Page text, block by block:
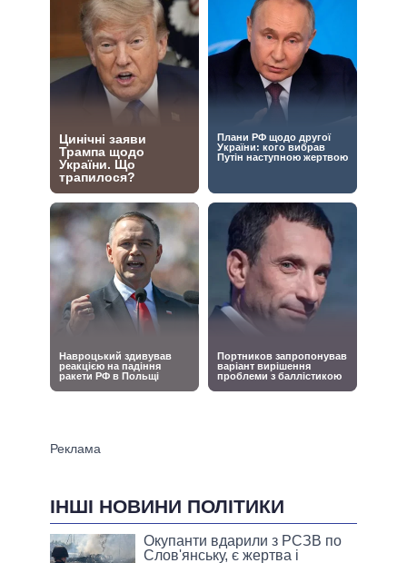
ІНШІ НОВИНИ ПОЛІТИКИ
Окупанти вдарили з РСЗВ по
Слов'янську, є жертва і